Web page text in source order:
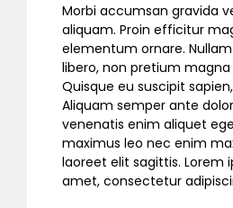
Morbi accumsan gravida
aliquam. Proin efficitur
elementum ornare.
libero, non pretium
Quisque eu suscipit
Aliquam semper ante
venenatis enim aliquet
maximus leo nec enim
laoreet elit sagittis. Lorem
amet, consectetur